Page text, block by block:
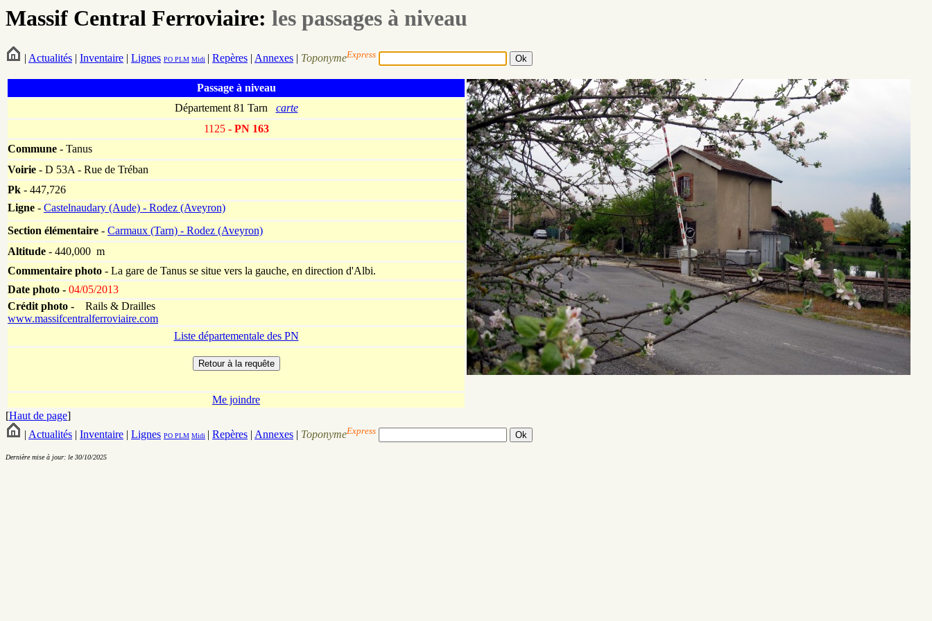
Massif Central Ferroviaire: les passages à niveau
| Actualités | Inventaire | Lignes PO PLM Midi | Repères | Annexes | ToponymeExpress
Passage à niveau
Département 81 Tarn carte
1125- PN 163
Commune - Tanus
Voirie - D 53A - Rue de Tréban
Pk - 447,726
Ligne - Castelnaudary (Aude) - Rodez (Aveyron)
Section élémentaire - Carmaux (Tarn) - Rodez (Aveyron)
Altitude - 440,000 m
Commentaire photo - La gare de Tanus se situe vers la gauche, en direction d'Albi.
Date photo - 04/05/2013
Crédit photo - Rails & Drailles
www.massifcentralferroviaire.com
Liste départementale des PN
Me joindre
[Haut de page]
| Actualités | Inventaire | Lignes PO PLM Midi | Repères | Annexes | ToponymeExpress
Dernière mise à jour: le 30/10/2025